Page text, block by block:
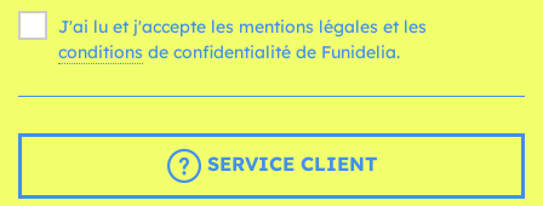
J'ai lu et j'accepte les mentions légales et les
conditions de confidentialité de Funidelia.
SERVICE CLIENT